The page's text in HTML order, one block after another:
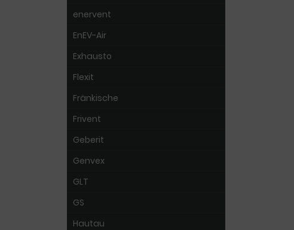
enervent
EnEV-Air
Exhausto
Flexit
Fränkische
Frivent
Geberit
Genvex
GLT
GS
Hautau